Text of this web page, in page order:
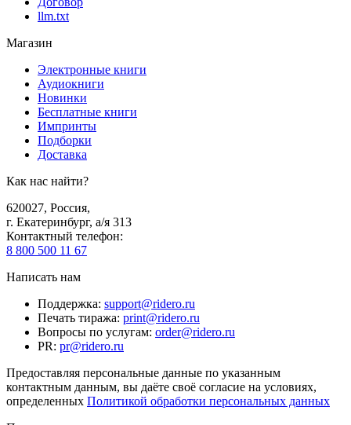
llm.txt
Магазин
Электронные книги
Аудиокниги
Новинки
Бесплатные книги
Импринты
Подборки
Доставка
Как нас найти?
620027, Россия,
г. Екатеринбург, а/я 313
Контактный телефон:
8 800 500 11 67
Написать нам
Поддержка: support@ridero.ru
Печать тиража: print@ridero.ru
Вопросы по услугам: order@ridero.ru
PR: pr@ridero.ru
Предоставляя персональные данные по указанным
контактным данным, вы даёте своё согласие на условиях,
определенных Политикой обработки персональных данных